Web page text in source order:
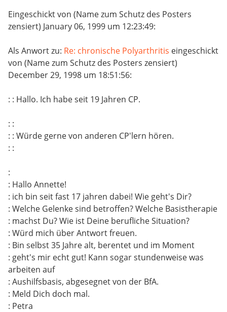
Eingeschickt von (Name zum Schutz des Posters
zensiert) January 06, 1999 um 12:23:49:
Als Anwort zu: Re: chronische Polyarthritis eingeschickt
von (Name zum Schutz des Posters zensiert)
December 29, 1998 um 18:51:56:
: : Hallo. Ich habe seit 19 Jahren CP.
: :
: : Würde gerne von anderen CP'lern hören.
: :
:
: Hallo Annette!
: ich bin seit fast 17 jahren dabei! Wie geht's Dir?
: Welche Gelenke sind betroffen? Welche Basistherapie
: machst Du? Wie ist Deine berufliche Situation?
: Würd mich über Antwort freuen.
: Bin selbst 35 Jahre alt, berentet und im Moment
: geht's mir echt gut! Kann sogar stundenweise was
arbeiten auf
: Aushilfsbasis, abgesegnet von der BfA.
: Meld Dich doch mal.
: Petra